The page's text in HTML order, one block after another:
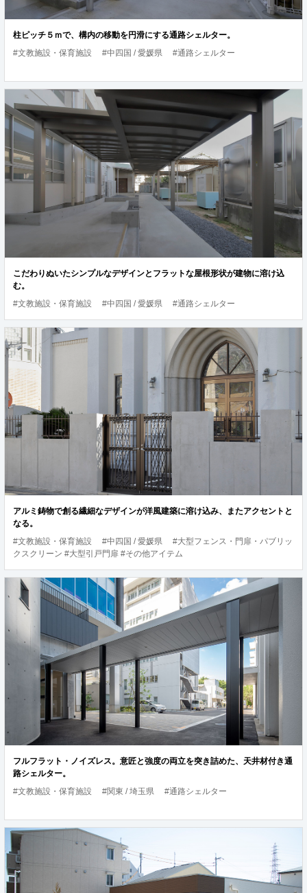
柱ピッチ５ｍで、構内の移動を円滑にする通路シェルター。
#文教施設・保育施設
#中四国 / 愛媛県 #通路シェルター
こだわりぬいたシンプルなデザインとフラットな屋根形状が建物に溶け込
む。
#文教施設・保育施設
#中四国 / 愛媛県 #通路シェルター
アルミ鋳物で創る繊細なデザインが洋風建築に溶け込み、またアクセントと
なる。
#文教施設・保育施設
#中四国 / 愛媛県
#大型フェンス・門扉・パブリッ
クスクリーン #大型引戸門扉 #その他アイテム
フルフラット・ノイズレス。意匠と強度の両立を突き詰めた、天井材付き通
路シェルター。
#文教施設・保育施設
#関東 / 埼玉県 #通路シェルター